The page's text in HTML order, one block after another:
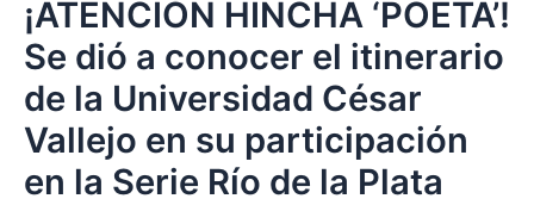
¡ATENCIÓN HINCHA ‘POETA’!
Se dió a conocer el itinerario
de la Universidad César
Vallejo en su participación
en la Serie Río de la Plata